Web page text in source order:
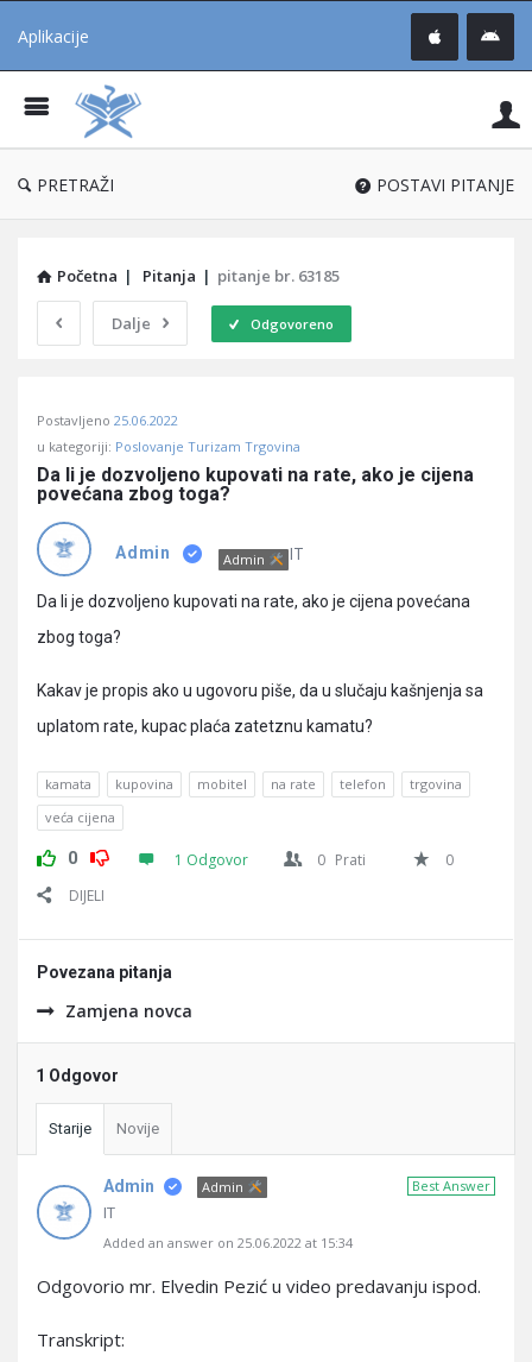
Aplikacije
®
PRETRAŽI POSTAVI PITANJE
Početna | Pitanja | pitanje br. 63185
Dalje Odgovoreno
Učene
Latest
Pitanja
Postavljeno 25.06.2022
u kategoriji: Poslovanje Turizam Trgovina
Da li je dozvoljeno kupovati na rate, ako je cijena
povećana zbog toga?
Admin Admin IT
Da li je dozvoljeno kupovati na rate, ako je cijena povećana
zbog toga?
Kakav je propis ako u ugovoru piše, da u slučaju kašnjenja sa
uplatom rate, kupac plaća zatetznu kamatu?
kamata kupovina mobitel na rate telefon
trgovina
veća cijena
0 1 Odgovor 0 Prati
0
DIJELI
Povezana pitanja
Zamjena novca
1 Odgovor
Starije Novije
Best Answer
Admin Admin
IT
Added an answer on 25.06.2022 at 15:34
Odgovorio mr. Elvedin Pezić u video predavanju ispod.
Transkript: